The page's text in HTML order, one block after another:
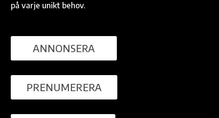
på varje unikt behov.
ANNONSERA
PRENUMERERA